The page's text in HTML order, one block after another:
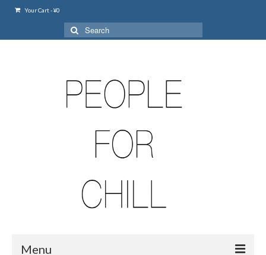
Your Cart-¥0
Search
for:
Menu